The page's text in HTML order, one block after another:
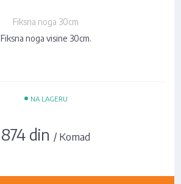
Fiksna noga 30cm
Fiksna noga visine 30cm.
• NA LAGERU
874 din / Komad